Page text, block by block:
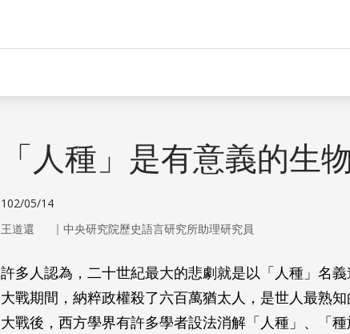
「人種」是有意義的生
102/05/14
王道還 ｜ 中央研究院歷史語言研究所助理研究員
許多人認為，二十世紀最大的悲劇就是以「人種」名
大戰期間，納粹政權殺了六百萬猶太人，是世人最熟
大戰後，西方學界有許多學者設法消解「人種」、「